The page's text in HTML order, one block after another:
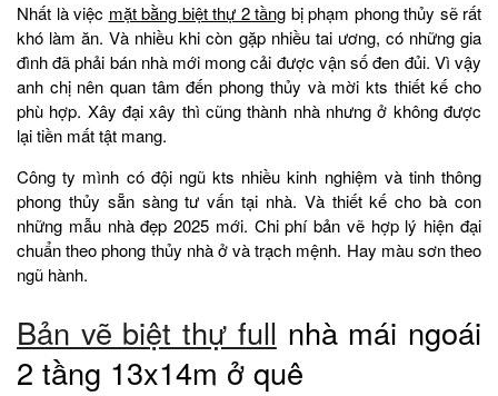
Nhất là việc mặt bằng biệt thự 2 tầng bị phạm phong thủy sẽ rất
khó làm ăn. Và nhiều khi còn gặp nhiều tai ương, có những gia
đình đã phải bán nhà mới mong cải được vận số đen đủi. Vì vậy
anh chị nên quan tâm đến phong thủy và mời kts thiết kế cho
phù hợp. Xây đại xây thì cũng thành nhà nhưng ở không được
lại tiền mất tật mang.
Công ty mình có đội ngũ kts nhiều kinh nghiệm và tinh thông
phong thủy sẵn sàng tư vấn tại nhà. Và thiết kế cho bà con
những mẫu nhà đẹp 2025 mới. Chi phí bản vẽ hợp lý hiện đại
chuẩn theo phong thủy nhà ở và trạch mệnh. Hay màu sơn theo
ngũ hành.
Bản vẽ biệt thự full nhà mái ngoái
2 tầng 13x14m ở quê